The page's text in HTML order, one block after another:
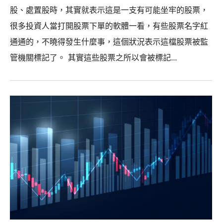
股、處置股時，其實就表示這是一支有可能坐牢的股票，
很多投資人當打開股票下單的軟體一看，有些股票名字紅
通通的，不曉得發生什麼事，這個狀況表示這檔股票被監
管機關標記了。 其實這些股票之所以會被標記...